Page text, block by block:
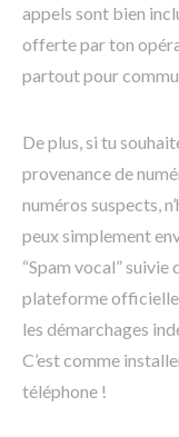
appels sont bien
offerte par ton
partout pour
De plus, si tu
provenance de
numéros suspects,
peux simplement
“Spam vocal” suivie
plateforme
les démarchages
C’est comme
téléphone !